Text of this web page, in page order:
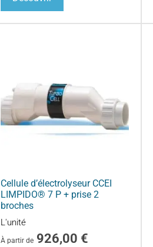
Cellule d’électrolyseur CCEI
LIMPIDO® 7 P + prise 2
broches
L'unité
À partir de 926,00 €